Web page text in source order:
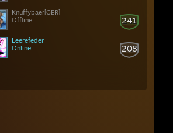
241
Knuffybaer[GER]
Offline
208
Leerefeder
Online